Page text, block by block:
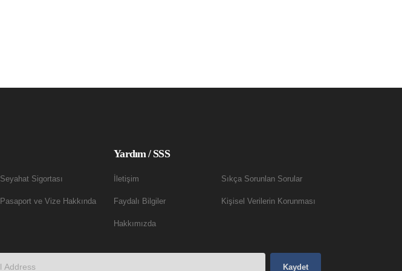
Seyahat Sigortası
Pasaport ve Vize Hakkında
Yardım / SSS
İletişim
Faydalı Bilgiler
Hakkımızda
Sıkça Sorunlan Sorular
Kişisel Verilerin Korunması
Kaydet